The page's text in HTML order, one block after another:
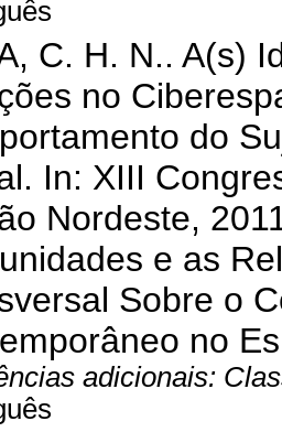
C. H. N.. A(s)
no
do
In: XIII
Nordeste,
e as
Sobre o
no
adicionais: